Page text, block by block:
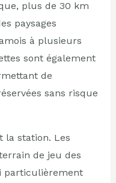
plus de 30 km
paysages
à plusieurs
sont également
de
sans risque
la station. Les
de jeu des
particulièrement